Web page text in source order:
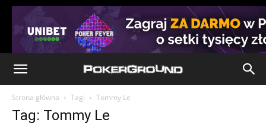
Strona główna Tagi Tommy Le
Tag: Tommy Le